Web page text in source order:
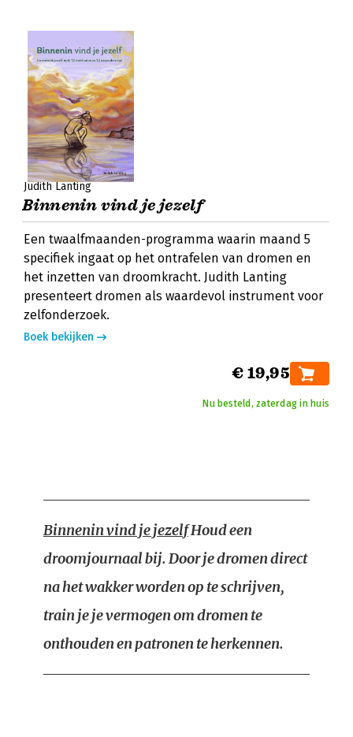
Judith Lanting
Binnenin vind je jezelf
Een twaalfmaanden-programma waarin maand 5
specifiek ingaat op het ontrafelen van dromen en
het inzetten van droomkracht. Judith Lanting
presenteert dromen als waardevol instrument voor
zelfonderzoek.
Boek bekijken
€ 19,95
Nu besteld, zaterdag in huis
Binnenin vind je jezelfHoud een
droomjournaal bij. Door je dromen direct
na het wakker worden op te schrijven,
train je je vermogen om dromen te
onthouden en patronen te herkennen.